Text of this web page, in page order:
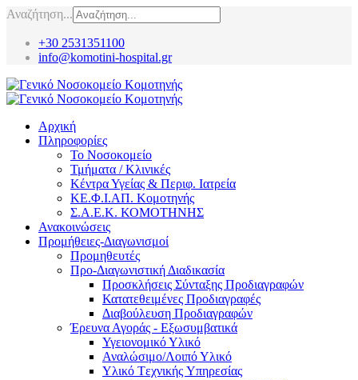
Αναζήτηση...
+30 2531351100
info@komotini-hospital.gr
Αρχική
Πληροφορίες
Το Νοσοκομείο
Τμήματα / Κλινικές
Κέντρα Υγείας & Περιφ. Ιατρεία
ΚΕ.Φ.Ι.ΑΠ. Κομοτηνής
Σ.Α.Ε.Κ. ΚΟΜΟΤΗΝΗΣ
Ανακοινώσεις
Προμήθειες-Διαγωνισμοί
Προμηθευτές
Προ-Διαγωνιστική Διαδικασία
Προσκλήσεις Σύνταξης Προδιαγραφών
Κατατεθειμένες Προδιαγραφές
Διαβούλευση Προδιαγραφών
Έρευνα Αγοράς - Εξωσυμβατικά
Υγειονομικό Υλικό
Αναλώσιμο/Λοιπό Υλικό
Υλικό Tεχνικής Yπηρεσίας